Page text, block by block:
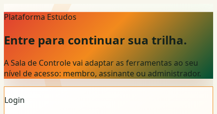
Plataforma Estudos
Entre para continuar sua trilha.
A Sala de Controle vai adaptar as ferramentas ao seu
nível de acesso: membro, assinante ou administrador.
Login